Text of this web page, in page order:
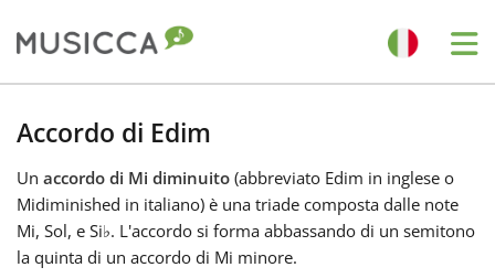
Български
Dansk
Accordo di Edim
Un accordo di Mi diminuito (abbreviato Edim in inglese o
Midiminished in italiano) è una triade composta dalle note
Mi, Sol, e Si♭. L'accordo si forma abbassando di un semitono
la quinta di un accordo di Mi minore.